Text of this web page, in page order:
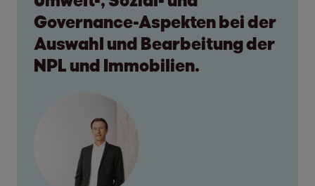
Governance-Aspekten bei der
Auswahl und Bearbeitung der
NPL und Immobilien.